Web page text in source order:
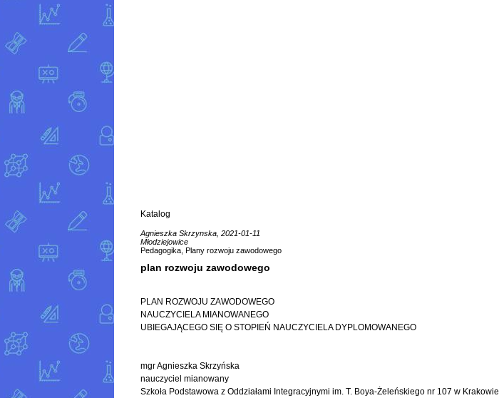
Katalog
Agnieszka Skrzynska, 2021-01-11
Młodziejowice
Pedagogika, Plany rozwoju zawodowego
plan rozwoju zawodowego
PLAN ROZWOJU ZAWODOWEGO
NAUCZYCIELA MIANOWANEGO
UBIEGAJĄCEGO SIĘ O STOPIEŃ NAUCZYCIELA DYPLOMOWANEGO
mgr Agnieszka Skrzyńska
nauczyciel mianowany
Szkoła Podstawowa z Oddziałami Integracyjnymi im. T. Boya-Żeleńskiego nr 107 w Krakowie